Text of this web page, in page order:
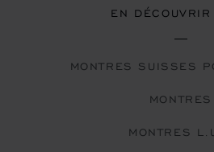
EN
MONTRES SUISSES
MONTRES
MONTRES